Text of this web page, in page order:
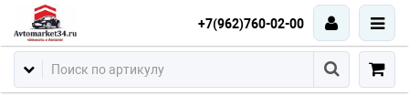
+7(962)760-02-00